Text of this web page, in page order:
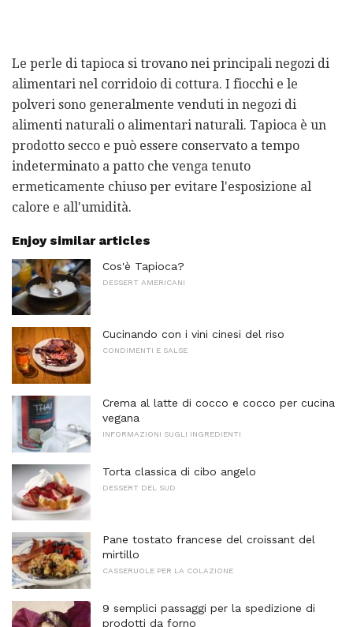
Le perle di tapioca si trovano nei principali negozi di
alimentari nel corridoio di cottura. I fiocchi e le
polveri sono generalmente venduti in negozi di
alimenti naturali o alimentari naturali. Tapioca è un
prodotto secco e può essere conservato a tempo
indeterminato a patto che venga tenuto
ermeticamente chiuso per evitare l'esposizione al
calore e all'umidità.
Enjoy similar articles
Cos'è Tapioca?
DESSERT AMERICANI
Cucinando con i vini cinesi del riso
CONDIMENTI E SALSE
Crema al latte di cocco e cocco per cucina
vegana
INFORMAZIONI SUGLI INGREDIENTI
Torta classica di cibo angelo
DESSERT DEL SUD
Pane tostato francese del croissant del
mirtillo
CASSERUOLE PER LA COLAZIONE
9 semplici passaggi per la spedizione di
prodotti da forno